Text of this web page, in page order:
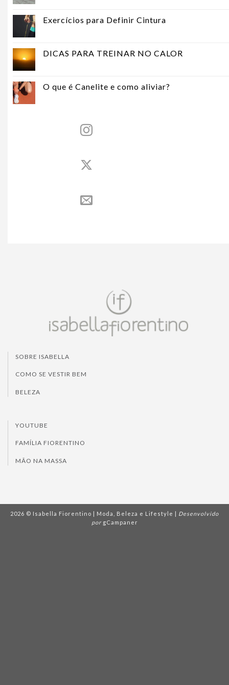
Exercícios para Definir Cintura
DICAS PARA TREINAR NO CALOR
O que é Canelite e como aliviar?
SOBRE ISABELLA
COMO SE VESTIR BEM
BELEZA
YOUTUBE
FAMÍLIA FIORENTINO
MÃO NA MASSA
2026 © Isabella Fiorentino | Moda, Beleza e Lifestyle | Desenvolvido
por gCampaner